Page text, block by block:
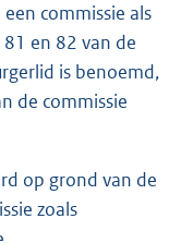
commissie als
en 82 van de
is benoemd,
de commissie
op grond van de
zoals